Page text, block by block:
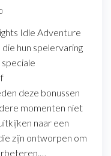
Idle Adventure
hun spelervaring
deze bonussen
momenten niet
naar een
zijn ontworpen om